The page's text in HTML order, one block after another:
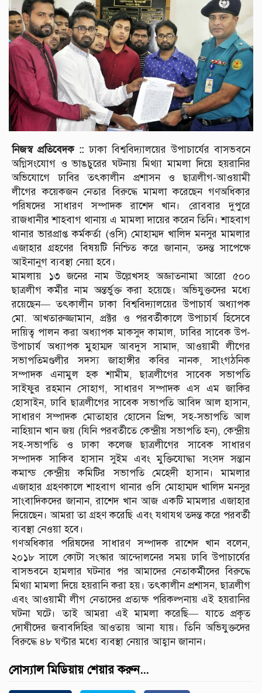
নিজস্ব প্রতিবেদক :: ঢাকা বিশ্ববিদ্যালয়ের উপাচার্যের বাসভবনে
অগ্নিসংযোগ ও ভাঙচুরের ঘটনায় মিথ্যা মামলা দিয়ে হয়রানির
অভিযোগে ঢাবির তৎকালীন প্রশাসন ও ছাত্রলীগ-আওয়ামী
লীগের কয়েকজন নেতার বিরুদ্ধে মামলা করেছেন গণঅধিকার
পরিষদের সাধারণ সম্পাদক রাশেদ খান। রোববার দুপুরে
রাজধানীর শাহবাগ থানায় এ মামলা দায়ের করেন তিনি। শাহবাগ
থানার ভারপ্রাপ্ত কর্মকর্তা (ওসি) মোহাম্মদ খালিদ মনসুর মামলার
এজাহার গ্রহণের বিষয়টি নিশ্চিত করে জানান, তদন্ত সাপেক্ষে
আইনানুগ ব্যবস্থা নেয়া হবে।
মামলায় ১৩ জনের নাম উল্লেখসহ অজ্ঞাতনামা আরো ৫০০
ছাত্রলীগ কর্মীর নাম অন্তর্ভুক্ত করা হয়েছে। অভিযুক্তদের মধ্যে
রয়েছেন— তৎকালীন ঢাকা বিশ্ববিদ্যালয়ের উপাচার্য অধ্যাপক
মো. আখতারুজ্জামান, প্রক্টর ও পরবর্তীকালে উপাচার্য হিসেবে
দায়িত্ব পালন করা অধ্যাপক মাকসুদ কামাল, ঢাবির সাবেক উপ-
উপাচার্য অধ্যাপক মুহাম্মদ আবদুস সামাদ, আওয়ামী লীগের
সভাপতিমণ্ডলীর সদস্য জাহাঙ্গীর কবির নানক, সাংগঠনিক
সম্পাদক এনামুল হক শামীম, ছাত্রলীগের সাবেক সভাপতি
সাইফুর রহমান সোহাগ, সাধারণ সম্পাদক এস এম জাকির
হোসাইন, ঢাবি ছাত্রলীগের সাবেক সভাপতি আবিদ আল হাসান,
সাধারণ সম্পাদক মোতাহার হোসেন প্রিন্স, সহ-সভাপতি আল
নাহিয়ান খান জয় (যিনি পরবর্তীতে কেন্দ্রীয় সভাপতি হন), কেন্দ্রীয়
সহ-সভাপতি ও ঢাকা কলেজ ছাত্রলীগের সাবেক সাধারণ
সম্পাদক সাকিব হাসান সুইম এবং মুক্তিযোদ্ধা সংসদ সন্তান
কমান্ড কেন্দ্রীয় কমিটির সভাপতি মেহেদী হাসান। মামলার
এজাহার গ্রহণকালে শাহবাগ থানার ওসি মোহাম্মদ খালিদ মনসুর
সাংবাদিকদের জানান, রাশেদ খান আজ একটি মামলার এজাহার
দিয়েছেন। আমরা তা গ্রহণ করেছি এবং যথাযথ তদন্ত করে পরবর্তী
ব্যবস্থা নেওয়া হবে।
গণঅধিকার পরিষদের সাধারণ সম্পাদক রাশেদ খান বলেন,
২০১৮ সালে কোটা সংস্কার আন্দোলনের সময় ঢাবি উপাচার্যের
বাসভবনে হামলার ঘটনার পর আমাদের নেতাকর্মীদের বিরুদ্ধে
মিথ্যা মামলা দিয়ে হয়রানি করা হয়। তৎকালীন প্রশাসন, ছাত্রলীগ
এবং আওয়ামী লীগ নেতাদের প্রত্যক্ষ পরিকল্পনায় এই হয়রানির
ঘটনা ঘটে। তাই আমরা এই মামলা করেছি— যাতে প্রকৃত
দোষীদের জবাবদিহির আওতায় আনা যায়। তিনি অভিযুক্তদের
বিরুদ্ধে ৪৮ ঘণ্টার মধ্যে ব্যবস্থা নেয়ার আহ্বান জানান।
সোস্যাল মিডিয়ায় শেয়ার করুন...